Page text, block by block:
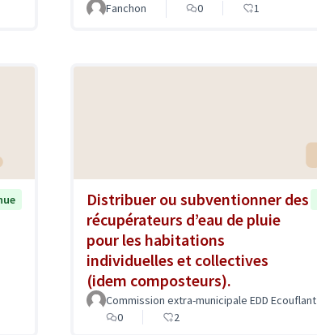
Fanchon 0 1
Distribuer ou subventionner des
récupérateurs d’eau de pluie
pour les habitations
individuelles et collectives
(idem composteurs).
Commission extra-municipale EDD Ecouflant
0
2